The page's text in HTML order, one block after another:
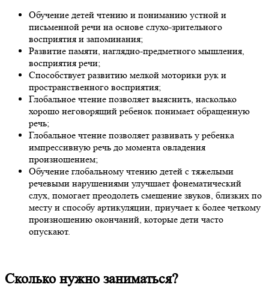
Обучение детей чтению и пониманию устной и
письменной речи на основе слухо-зрительного
восприятия и запоминания;
Развитие памяти, наглядно-предметного мышления,
восприятия речи;
Способствует развитию мелкой моторики рук и
пространственного восприятия;
Глобальное чтение позволяет выяснить, насколько
хорошо неговорящий ребенок понимает обращенную
речь;
Глобальное чтение позволяет развивать у ребенка
импрессивную речь до момента овладения
произношением;
Обучение глобальному чтению детей с тяжелыми
речевыми нарушениями улучшает фонематический
слух, помогает преодолеть смешение звуков, близких по
месту и способу артикуляции, приучает к более четкому
произношению окончаний, которые дети часто
опускают.
Сколько нужно заниматься?